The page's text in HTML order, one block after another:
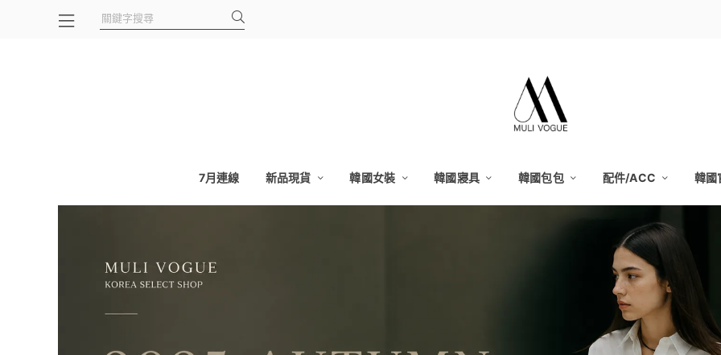
7月連線 新品現貨 韓國女裝 韓國寢具 韓國包包 配件/ACC 韓國